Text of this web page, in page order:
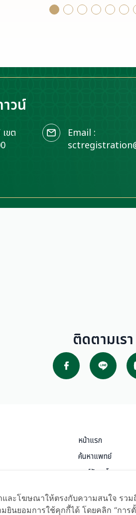
วน์
ขต
Email :
ติดตามเรา
หน้าแรก
ค้นหาแพทย์
ศูนย์รักษาโรค
ข้อกำหนดและการใช้
ละโฆษณาให้ตรงกับความสนใจ รวม
ยินยอมการใช้คุกกี้ได้ โดยคลิก “การ